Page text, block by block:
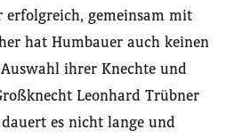
erfolgreich, gemeinsam mit
hat Humbauer auch keinen
ihrer Knechte und
Leonhard Trübner
es nicht lange und